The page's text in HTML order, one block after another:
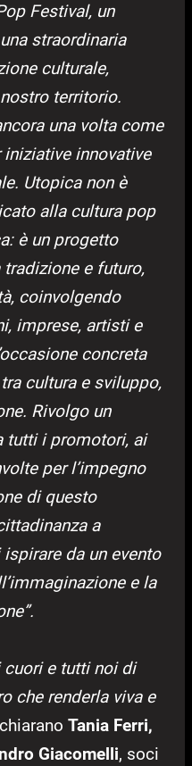
Festival, un
straordinaria
culturale,
territorio.
una volta come
innovative
Utopica non è
alla cultura pop
è un progetto
e futuro,
coinvolgendo
imprese, artisti e
concreta
cultura e sviluppo,
Rivolgo un
tutti i promotori, ai
per l’impegno
di questo
a
da un evento
e la
cuori e tutti noi di
che renderla viva e
Tania Ferri,
Giacomelli, soci